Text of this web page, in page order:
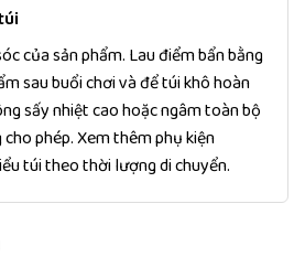
của sản phẩm. Lau điểm bẩn bằng
sau buổi chơi và để túi khô hoàn
sấy nhiệt cao hoặc ngâm toàn bộ
phép. Xem thêmphụ kiện
túi theo thời lượng di chuyển.